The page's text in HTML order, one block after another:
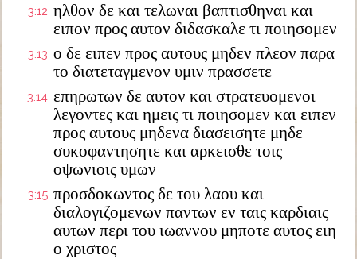
3:12 ηλθον δε και τελωναι βαπτισθηναι και
ειπον προς αυτον διδασκαλε τι ποιησομεν
3:13 ο δε ειπεν προς αυτους μηδεν πλεον παρα
το διατεταγμενον υμιν πρασσετε
3:14 επηρωτων δε αυτον και στρατευομενοι
λεγοντες και ημεις τι ποιησομεν και ειπεν
προς αυτους μηδενα διασεισητε μηδε
συκοφαντησητε και αρκεισθε τοις
οψωνιοις υμων
3:15 προσδοκωντος δε του λαου και
διαλογιζομενων παντων εν ταις καρδιαις
αυτων περι του ιωαννου μηποτε αυτος ειη
ο χριστος